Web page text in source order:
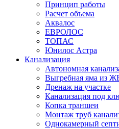
Принцип работы
Расчет объема
Аквалос
ЕВРОЛОС
ТОПАС
Юнилос Астра
Канализация
Автономная
Выгребная яма из
Дренаж на участке
Канализация под
Копка траншеи
Монтаж труб
Однокамерный